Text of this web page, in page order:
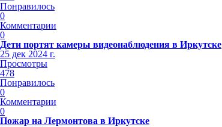
Понравилось
0
Комментарии
0
Дети портят камеры видеонаблюдения в Иркутске
25 дек 2024 г.
Просмотры
478
Понравилось
0
Комментарии
0
Пожар на Лермонтова в Иркутске